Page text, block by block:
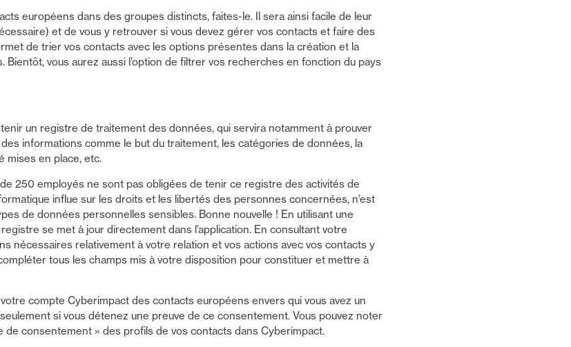
européens dans des groupes distincts, faites-le. Il sera ainsi facile de leur
et de vous y retrouver si vous devez gérer vos contacts et faire des
de trier vos contacts avec les options présentes dans la création et la
Bientôt, vous aurez aussi l’option de filtrer vos recherches en fonction du pays
un registre de traitement des données, qui servira notamment à prouver
informations comme le but du traitement, les catégories de données, la
mises en place, etc.
250 employés ne sont pas obligées de tenir ce registre des activités de
influe sur les droits et les libertés des personnes concernées, n’est
de données personnelles sensibles. Bonne nouvelle ! En utilisant une
se met à jour directement dans l’application. En consultant votre
nécessaires relativement à votre relation et vos actions avec vos contacts y
tous les champs mis à votre disposition pour constituer et mettre à
compte Cyberimpact des contacts européens envers qui vous avez un
si vous détenez une preuve de ce consentement. Vous pouvez noter
de consentement » des profils de vos contacts dans Cyberimpact.